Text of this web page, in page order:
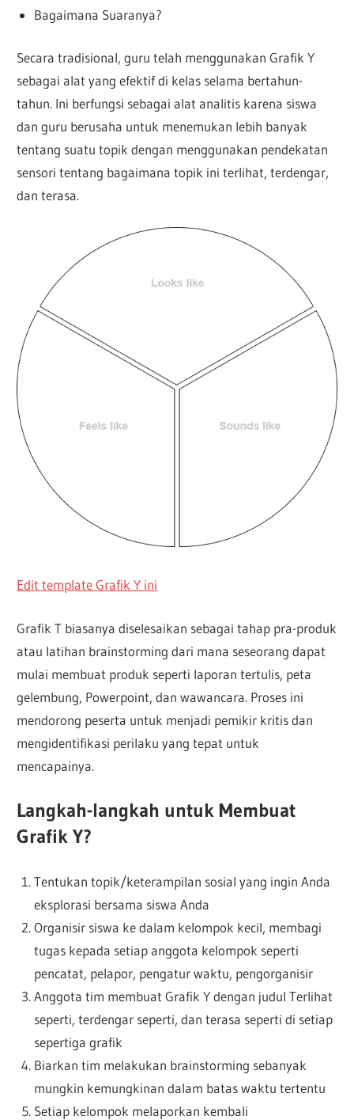
Bagaimana Suaranya?
Secara tradisional, guru telah menggunakan Grafik Y
sebagai alat yang efektif di kelas selama bertahun-
tahun. Ini berfungsi sebagai alat analitis karena siswa
dan guru berusaha untuk menemukan lebih banyak
tentang suatu topik dengan menggunakan pendekatan
sensori tentang bagaimana topik ini terlihat, terdengar,
dan terasa.
Edit template Grafik Y ini
Grafik T biasanya diselesaikan sebagai tahap pra-produk
atau latihan brainstorming dari mana seseorang dapat
mulai membuat produk seperti laporan tertulis, peta
gelembung, Powerpoint, dan wawancara. Proses ini
mendorong peserta untuk menjadi pemikir kritis dan
mengidentifikasi perilaku yang tepat untuk
mencapainya.
Langkah-langkah untuk Membuat
Grafik Y?
Tentukan topik/keterampilan sosial yang ingin Anda
eksplorasi bersama siswa Anda
Organisir siswa ke dalam kelompok kecil, membagi
tugas kepada setiap anggota kelompok seperti
pencatat, pelapor, pengatur waktu, pengorganisir
Anggota tim membuat Grafik Y dengan judul Terlihat
seperti, terdengar seperti, dan terasa seperti di setiap
sepertiga grafik
Biarkan tim melakukan brainstorming sebanyak
mungkin kemungkinan dalam batas waktu tertentu
Setiap kelompok melaporkan kembali